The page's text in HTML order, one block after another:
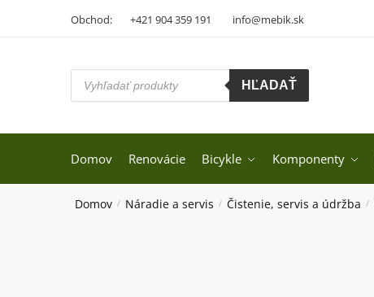
Obchod: +421 904 359 191 info@mebik.sk
Products
search
HĽADAŤ
Domov Renovácie Bicykle Komponenty
Domov / Náradie a servis / Čistenie, servis a údržba /